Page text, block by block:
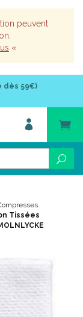
peuvent
«
dès 59€)
Tissées